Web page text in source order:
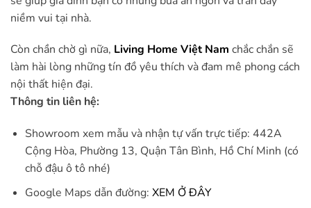
niềm vui tại nhà.
Còn chần chờ gì nữa, Living Home Việt Nam chắc chắn sẽ
làm hài lòng những tín đồ yêu thích và đam mê phong cách
nội thất hiện đại.
Thông tin liên hệ:
Showroom xem mẫu và nhận tự vấn trực tiếp: 442A
Cộng Hòa, Phường 13, Quận Tân Bình, Hồ Chí Minh (có
chỗ đậu ô tô nhé)
Google Maps dẫn đường: XEM Ở ĐÂY